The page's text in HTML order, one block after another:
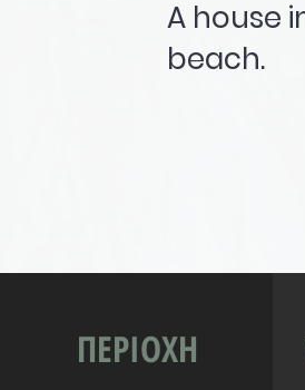
A house
beach.
ΠΕΡΙΟΧΗ